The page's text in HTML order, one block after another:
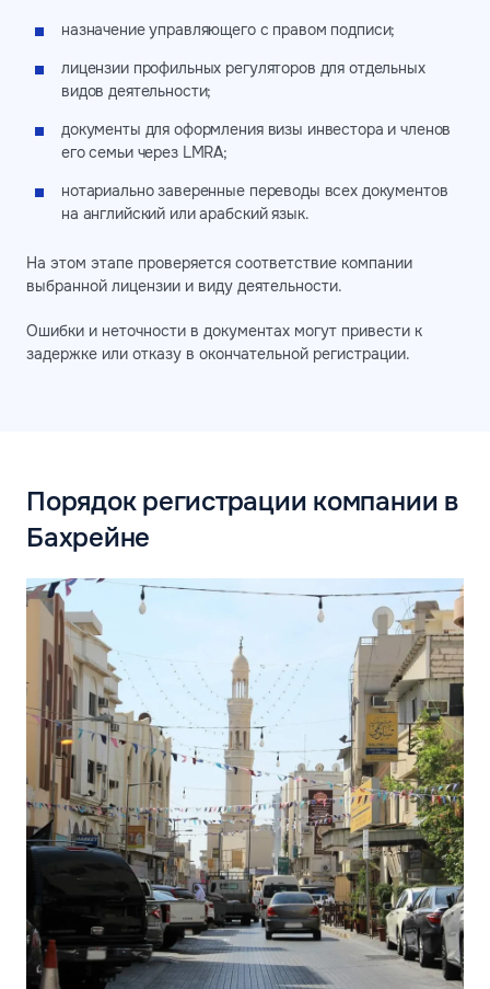
назначение управляющего с правом подписи;
лицензии профильных регуляторов для отдельных
видов деятельности;
документы для оформления визы инвестора и членов
его семьи через LMRA;
нотариально заверенные переводы всех документов
на английский или арабский язык.
На этом этапе проверяется соответствие компании
выбранной лицензии и виду деятельности.
Ошибки и неточности в документах могут привести к
задержке или отказу в окончательной регистрации.
Порядок регистрации компании в
Бахрейне